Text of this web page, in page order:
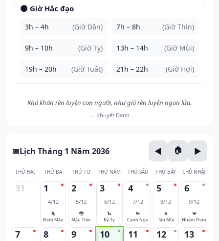
🌑 Giờ Hắc đạo
3h – 4h (Giờ Dần) 7h – 8h (Giờ Thìn)
9h – 10h (Giờ Tỵ) 13h – 14h (Giờ Mùi)
19h – 20h (Giờ Tuất) 21h – 22h (Giờ Hợi)
Khó khăn rèn luyện con người, như gió rèn luyện ngọn lửa.
— Khuyết Danh
Lịch Tháng 1 Năm 2036
THỨ HAI THỨ BA THỨ TƯ THỨ NĂM THỨ SÁU THỨ BẢY CHỦ NHẬT
31 1
4/12
🐈
Đinh Mão
2
5/12
🐉
Mậu Thìn
3
6/12
🐍
Kỷ Tỵ
4
7/12
🐎
Canh Ngọ
5
8/12
🐐
Tân Mùi
6
9/12
🐒
Nhâm Thân
7 8 9 10 11 12 13